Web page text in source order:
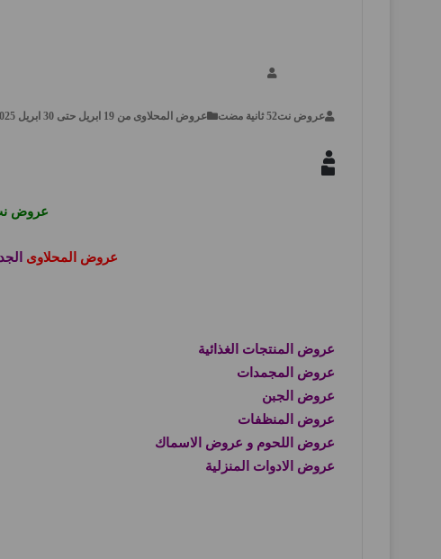
عروض نت عروض المحلاوى من 19 ابريل حتى 30 ابريل 2025 عروض شم النسيم, عروض مصر
عروض
عروض المحلاوى الجديدة
عروض المنتجات الغذائية
عروض المجمدات
عروض الجبن
عروض المنظفات
عروض اللحوم و عروض الاسماك
عروض الادوات المنزلية